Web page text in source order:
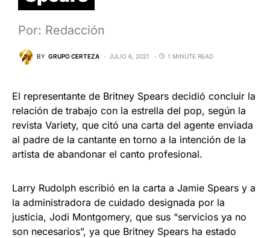
Por: Redacción
BY GRUPO CERTEZA JULIO 6, 2021 1 MINUTE READ
El representante de Britney Spears decidió concluir la
relación de trabajo con la estrella del pop, según la
revista Variety, que citó una carta del agente enviada
al padre de la cantante en torno a la intención de la
artista de abandonar el canto profesional.
Larry Rudolph escribió en la carta a Jamie Spears y a
la administradora de cuidado designada por la
justicia, Jodi Montgomery, que sus “servicios ya no
son necesarios”, ya que Britney Spears ha estado